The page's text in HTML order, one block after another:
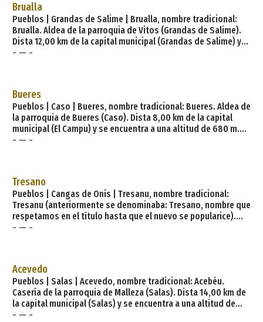
principales. El municipio de Piloñ
Brualla
Pueblos | Grandas de Salime | Brualla, nombre tradicional:
Brualla. Aldea de la parroquia de Vitos (Grandas de Salime).
Dista 12,00 km de la capital municipal (Grandas de Salime) y
se encuentra a una altitud de 420 m. Cuenta con 2 viviendas
Penafonte, Trabada, Villarpedre, Vitos. Los pueblos que for
- — -
Bueres
Pueblos | Caso | Bueres, nombre tradicional: Bueres. Aldea de
la parroquia de Bueres (Caso). Dista 8,00 km de la capital
municipal (El Campu) y se encuentra a una altitud de 680 m.
Cuenta con 45 viviendas (la parroquia 119) de las cuales 36
Sobrecastiellu, Tañes, Tarna. Los pueblos que forma
- — -
Tresano
Pueblos | Cangas de Onís | Tresanu, nombre tradicional:
Tresanu (anteriormente se denominaba: Tresano, nombre que
respetamos en el título hasta que el nuevo se popularice).
Aldea de la parroquia de Llabra (Cangas de Onís). Dista 6,80
viviendas no principales. El mu
- — -
Acevedo
Pueblos | Salas | Acevedo, nombre tradicional: Acebéu.
Casería de la parroquia de Malleza (Salas). Dista 14,00 km de
la capital municipal (Salas) y se encuentra a una altitud de
160 m. Cuenta con 8 viviendas (la parroquia 295) de las cuales
- — -